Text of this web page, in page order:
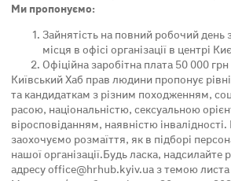
Ми пропонуємо:
Зайнятість на повний робочий день
місця в офісі організації в центрі
Офіційна заробітна плата 50 000
Київський Хаб прав людини пропонує
та кандидаткам з різним походженням,
расою, національністю, сексуальною
віросповіданням, наявністю
заохочуємо розмаїття, як в підборі
нашої організації.Будь ласка, надсилайте
адресу office@hrhub.kyiv.ua з темою листа